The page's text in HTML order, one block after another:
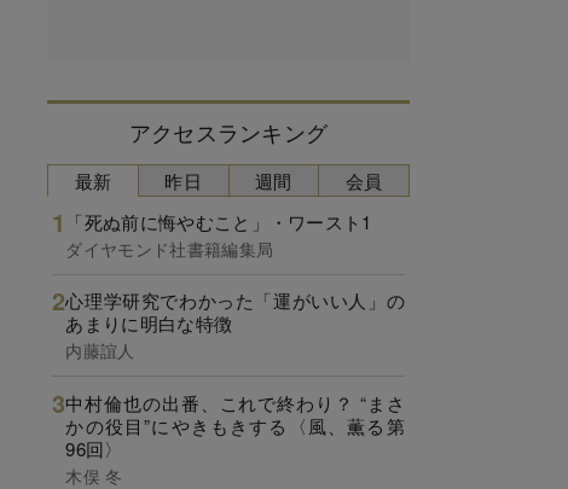
アクセスランキング
最新
「死ぬ前に悔やむこと」・ワースト1
ダイヤモンド社書籍編集局
心理学研究でわかった「運がいい人」の
あまりに明白な特徴
内藤誼人
中村倫也の出番、これで終わり？ “まさ
かの役目”にやきもきする〈風、薫る第
96回〉
木俣 冬
昨日 週間 会員